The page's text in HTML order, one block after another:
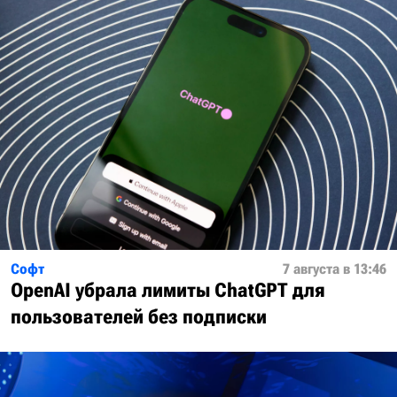
Софт 7 августа в 13:46
OpenAI убрала лимиты ChatGPT для
пользователей без подписки